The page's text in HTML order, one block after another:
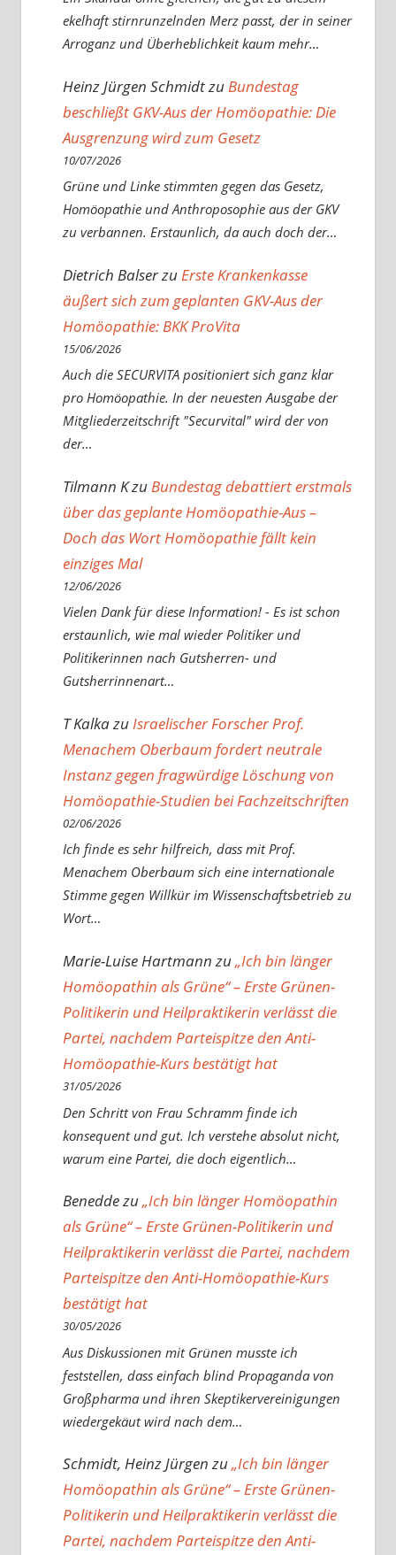
ekelhaft stirnrunzelnden Merz passt, der in seiner
Arroganz und Überheblichkeit kaum mehr…
Heinz Jürgen Schmidtzu Bundestag
beschließt GKV-Aus der Homöopathie: Die
Ausgrenzung wird zum Gesetz
10/07/2026
Grüne und Linke stimmten gegen das Gesetz,
Homöopathie und Anthroposophie aus der GKV
zu verbannen. Erstaunlich, da auch doch der…
Dietrich BalserzuErste Krankenkasse
äußert sich zum geplanten GKV-Aus der
Homöopathie: BKK ProVita
15/06/2026
Auch die SECURVITA positioniert sich ganz klar
pro Homöopathie. In der neuesten Ausgabe der
Mitgliederzeitschrift "Securvital" wird der von
der…
Tilmann KzuBundestag debattiert erstmals
über das geplante Homöopathie-Aus –
Doch das Wort Homöopathie fällt kein
einziges Mal
12/06/2026
Vielen Dank für diese Information! - Es ist schon
erstaunlich, wie mal wieder Politiker und
Politikerinnen nach Gutsherren- und
Gutsherrinnenart…
T KalkazuIsraelischer Forscher Prof.
Menachem Oberbaum fordert neutrale
Instanz gegen fragwürdige Löschung von
Homöopathie-Studien bei Fachzeitschriften
02/06/2026
Ich finde es sehr hilfreich, dass mit Prof.
Menachem Oberbaum sich eine internationale
Stimme gegen Willkür im Wissenschaftsbetrieb zu
Wort…
Marie-Luise Hartmannzu„Ich bin länger
Homöopathin als Grüne“ – Erste Grünen-
Politikerin und Heilpraktikerin verlässt die
Partei, nachdem Parteispitze den Anti-
Homöopathie-Kurs bestätigt hat
31/05/2026
Den Schritt von Frau Schramm finde ich
konsequent und gut. Ich verstehe absolut nicht,
warum eine Partei, die doch eigentlich…
Beneddezu„Ich bin länger Homöopathin
als Grüne“ – Erste Grünen-Politikerin und
Heilpraktikerin verlässt die Partei, nachdem
Parteispitze den Anti-Homöopathie-Kurs
bestätigt hat
30/05/2026
Aus Diskussionen mit Grünen musste ich
feststellen, dass einfach blind Propaganda von
Großpharma und ihren Skeptikervereinigungen
wiedergekäut wird nach dem…
Schmidt, Heinz Jürgenzu„Ich bin länger
Homöopathin als Grüne“ – Erste Grünen-
Politikerin und Heilpraktikerin verlässt die
Partei, nachdem Parteispitze den Anti-